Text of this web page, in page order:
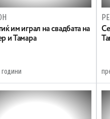
им играл на свадбата на
и Тамара